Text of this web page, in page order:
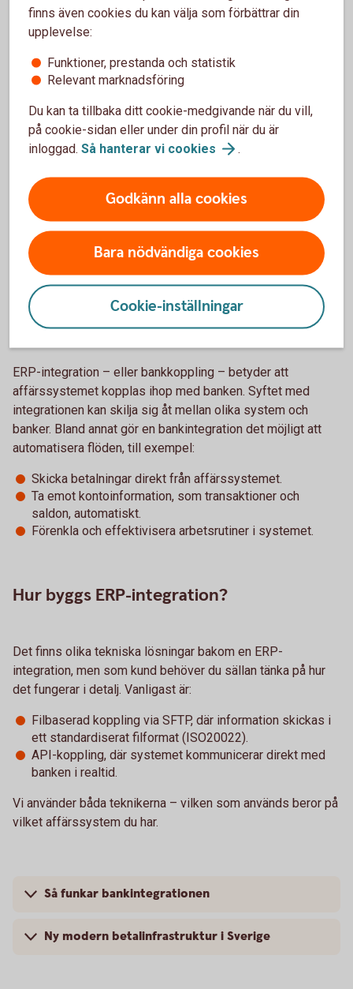
Vad betyder ERP?
ERP står för Enterprise Resource Planning – på svenska
affärssystem. Det är ett affärssystem, alltså ett IT-system,
som hjälper företag att hantera olika delar av verksamheten,
som ekonomi, HR, logistik eller tillverkning. De finns i
många former – från små bokföringsprogram till
När vi pratar om ERP-system inkluderar vi också andra
system där en bankkoppling kan vara till nytta – till
exempel lönesystem, fastighetssystem eller enklare
redovisnings- och bokföringsprogram.
Bankintegration av ERP
ERP-integration – eller bankkoppling – betyder att
affärssystemet kopplas ihop med banken. Syftet med
integrationen kan skilja sig åt mellan olika system och
banker. Bland annat gör en bankintegration det möjligt att
automatisera flöden, till exempel:
Skicka betalningar direkt från affärssystemet.
Ta emot kontoinformation, som transaktioner och
saldon, automatiskt.
Förenkla och effektivisera arbetsrutiner i systemet.
Hur byggs ERP-integration?
Det finns olika tekniska lösningar bakom en ERP-
integration, men som kund behöver du sällan tänka på hur
det fungerar i detalj. Vanligast är:
Filbaserad koppling via SFTP, där information skickas i
ett standardiserat filformat (ISO20022).
API-koppling, där systemet kommunicerar direkt med
banken i realtid.
Vi använder båda teknikerna – vilken som används beror på
vilket affärssystem du har.
Så funkar bankintegrationen
Ny modern betalinfrastruktur i Sverige
finns även cookies du kan välja som förbättrar din
upplevelse:
Funktioner, prestanda och statistik
Relevant marknadsföring
Du kan ta tillbaka ditt cookie-medgivande när du vill,
på cookie-sidan eller under din profil när du är
inloggad. Så hanterar vi cookies .
Godkänn alla cookies
Bara nödvändiga cookies
Cookie-inställningar